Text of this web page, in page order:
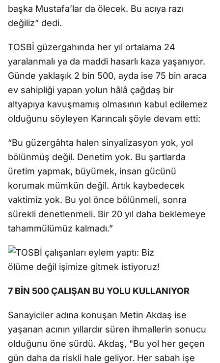
başka Mustafa’lar da ölecek. Bu acıya razı
değiliz” dedi.
TOSBİ güzergahında her yıl ortalama 24
yaralanmalı ya da maddi hasarlı kaza yaşanıyor.
Günde yaklaşık 2 bin 500, ayda ise 75 bin araca
ev sahipliği yapan yolun hâlâ çağdaş bir
altyapıya kavuşmamış olmasının kabul edilemez
olduğunu söyleyen Karıncalı şöyle devam etti:
“Bu güzergâhta halen sinyalizasyon yok, yol
bölünmüş değil. Denetim yok. Bu şartlarda
üretim yapmak, büyümek, insan gücünü
korumak mümkün değil. Artık kaybedecek
vaktimiz yok. Bu yol önce bölünmeli, sonra
sürekli denetlenmeli. Bir 20 yıl daha beklemeye
tahammülümüz kalmadı.”
7 BİN 500 ÇALIŞAN BU YOLU KULLANIYOR
Sanayiciler adına konuşan Metin Akdaş ise
yaşanan acının yıllardır süren ihmallerin sonucu
olduğunu öne sürdü. Akdaş, "Bu yol her geçen
gün daha da riskli hale geliyor. Her sabah işe